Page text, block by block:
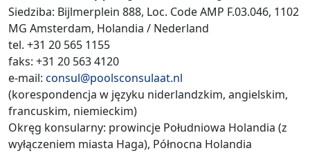
Siedziba: Bijlmerplein 888, Loc. Code AMP F.03.046, 1102
MG Amsterdam, Holandia / Nederland
tel. +31 20 565 1155
faks: +31 20 563 4120
e-mail: consul@poolsconsulaat.nl
(korespondencja w języku niderlandzkim, angielskim,
francuskim, niemieckim)
Okręg konsularny: prowincje Południowa Holandia (z
wyłączeniem miasta Haga), Północna Holandia